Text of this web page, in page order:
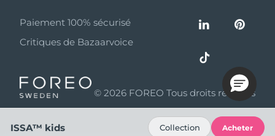
Questions et réponses
Informations sur la
Programme d’affiliation
Nouvelles d'affiliation
Partenaires
distributeurs
Conditions d'utilisation
Paiement 100% sécurisé
Critiques de Bazaarvoice
© 2026 FOREO Tous droits réservés
ISSA™ kids Collection Acheter